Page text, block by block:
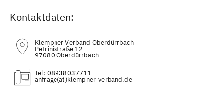
Kontaktdaten:
Klempner Verband Oberdürrbach
Petrinistraße 12
97080 Oberdürrbach
Tel: 08938037711
(at)